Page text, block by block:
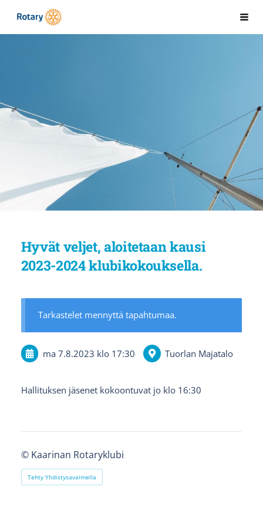
Siirry
Kaarinan Rotaryklubi
Hyvät veljet, aloitetaan kausi
2023-2024 klubikokouksella.
Tarkastelet mennyttä tapahtumaa.
ma 7.8.2023 klo 17:30 Tuorlan Majatalo
Hallituksen jäsenet kokoontuvat jo klo 16:30
© Kaarinan Rotaryklubi
Tehty Yhdistysavaimella